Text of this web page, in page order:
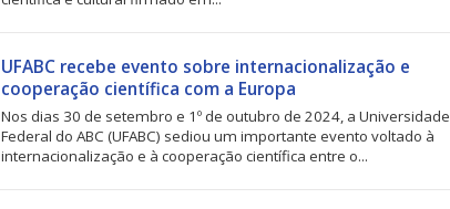
UFABC recebe evento sobre internacionalização e
cooperação científica com a Europa
Nos dias 30 de setembro e 1º de outubro de 2024, a Universidade
Federal do ABC (UFABC) sediou um importante evento voltado à
internacionalização e à cooperação científica entre o...